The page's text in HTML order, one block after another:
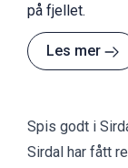
på fjellet.
Les mer
Spis godt i
Sirdal har fått